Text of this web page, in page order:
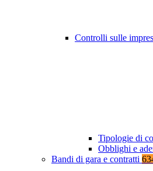
Controlli sulle
Tipologie di
Obblighi e
Bandi di gara e contratti